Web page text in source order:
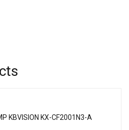
KBVISION KX-CF2001N3-A